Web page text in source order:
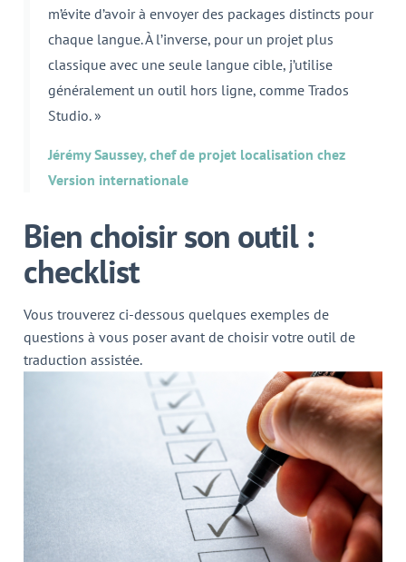
m’évite d’avoir à envoyer des packages distincts pour
chaque langue. À l’inverse, pour un projet plus
classique avec une seule langue cible, j’utilise
généralement un outil hors ligne, comme Trados
Studio. »
Jérémy Saussey, chef de projet localisation chez
Version internationale
Bien choisir son outil :
checklist
Vous trouverez ci-dessous quelques exemples de
questions à vous poser avant de choisir votre outil de
traduction assistée.